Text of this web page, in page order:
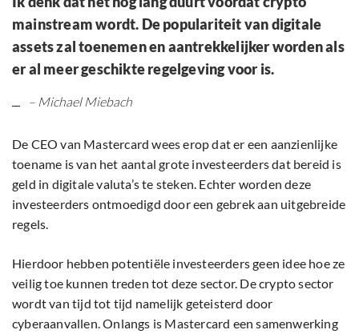
mainstream wordt. De populariteit van digitale
assets zal toenemen en aantrekkelijker worden als
er al meer geschikte regelgeving voor is.
– Michael Miebach
De CEO van Mastercard wees erop dat er een aanzienlijke
toename is van het aantal grote investeerders dat bereid is
geld in digitale valuta’s te steken. Echter worden deze
investeerders ontmoedigd door een gebrek aan uitgebreide
regels.
Hierdoor hebben potentiële investeerders geen idee hoe ze
veilig toe kunnen treden tot deze sector. De crypto sector
wordt van tijd tot tijd namelijk geteisterd door
cyberaanvallen. Onlangs is Mastercard een samenwerking